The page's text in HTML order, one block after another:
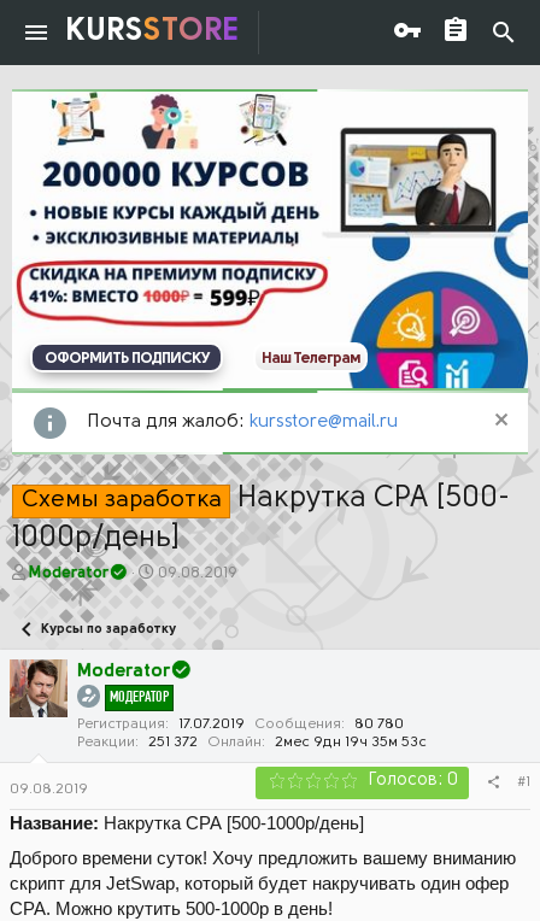
KURSSTORE
ОФОРМИТЬ ПОДПИСКУ Наш Телеграм
Почта для жалоб: kursstore@mail.ru
Схемы заработка Накрутка СРА [500-
1000р/день]
А
т
о
р
т
е
Moderator
Д
а
а
ч
а
л
а
09.08.2019
Курсы по заработку
Moderator
МОДЕРАТОР
Регистрация 17.07.2019 Сообщения
80 780
Реакции
251 372 Онлайн 2мес 9дн 19ч 35м 53с
09.08.2019 Голосов: 0 #1
Название: Накрутка СРА [500-1000р/день]
Доброго времени суток! Хочу предложить вашему вниманию
скрипт для JetSwap, который будет накручивать один офер
СРА. Можно крутить 500-1000р в день!